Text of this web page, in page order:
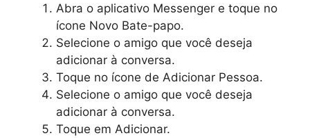
Abra o aplicativo Messenger e toque no
ícone Novo Bate-papo.
Selecione o amigo que você deseja
adicionar à conversa.
Toque no ícone de Adicionar Pessoa.
Selecione o amigo que você deseja
adicionar à conversa.
Toque em Adicionar.